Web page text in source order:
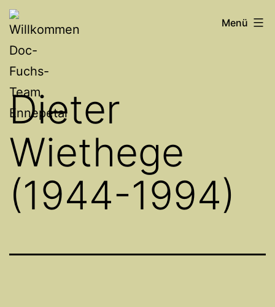
Zum
Inhalt
springen
Willkommen
Doc-
Fuchs-
Team
Ennepetal
Menü
Dieter
Wiethege
(1944-1994)